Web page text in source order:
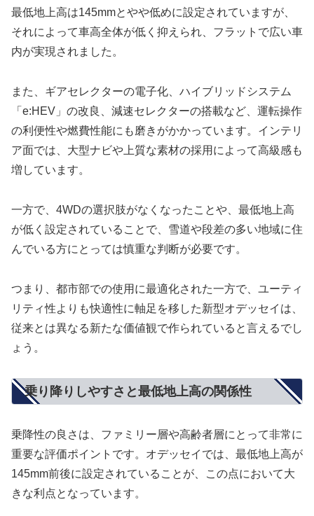
最低地上高は145mmとやや低めに設定されていますが、
それによって車高全体が低く抑えられ、フラットで広い車
内が実現されました。
また、ギアセレクターの電子化、ハイブリッドシステム
「e:HEV」の改良、減速セレクターの搭載など、運転操作
の利便性や燃費性能にも磨きがかかっています。インテリ
ア面では、大型ナビや上質な素材の採用によって高級感も
増しています。
一方で、4WDの選択肢がなくなったことや、最低地上高
が低く設定されていることで、雪道や段差の多い地域に住
んでいる方にとっては慎重な判断が必要です。
つまり、都市部での使用に最適化された一方で、ユーティ
リティ性よりも快適性に軸足を移した新型オデッセイは、
従来とは異なる新たな価値観で作られていると言えるでし
ょう。
乗り降りしやすさと最低地上高の関係性
乗降性の良さは、ファミリー層や高齢者層にとって非常に
重要な評価ポイントです。オデッセイでは、最低地上高が
145mm前後に設定されていることが、この点において大
きな利点となっています。